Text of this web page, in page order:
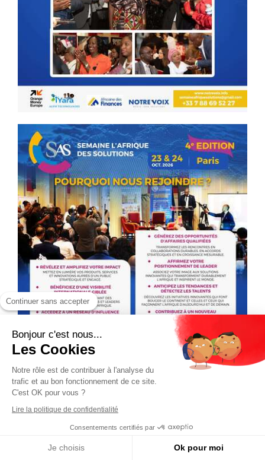
Continuer sans accepter
Bonjour c'est nous...
Les Cookies
Notre rôle est de contribuer à l'analyse du
trafic et au bon fonctionnement de ce site.
C'est OK pour vous ?
Lire la politique de confidentialité
Consentements certifiés par
Je choisis Ok pour moi